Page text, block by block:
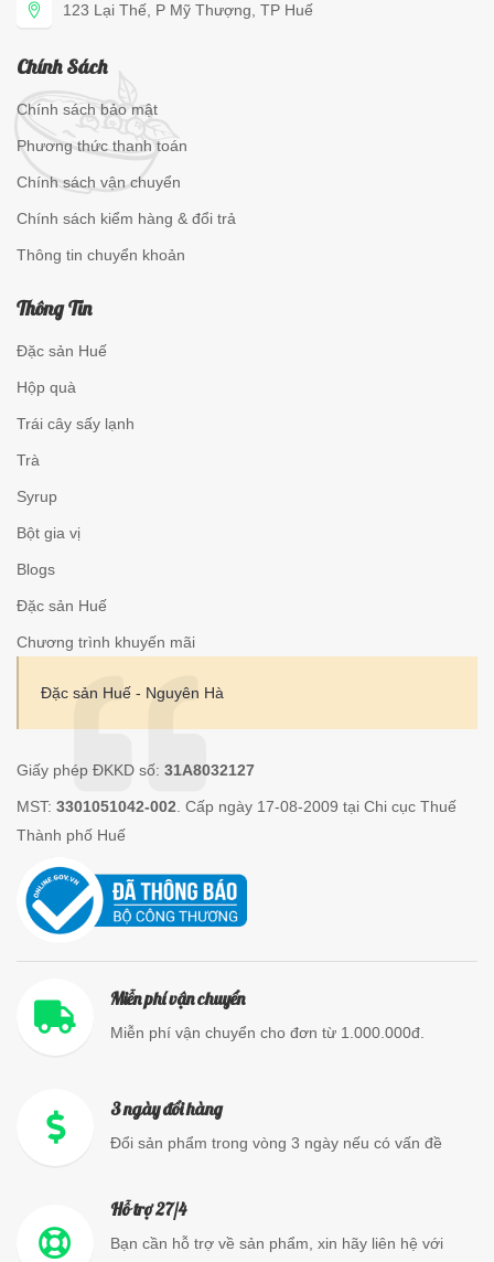
123 Lại Thế, P Mỹ Thượng, TP Huế
Chính Sách
Chính sách bảo mật
Phương thức thanh toán
Chính sách vận chuyển
Chính sách kiểm hàng & đổi trả
Thông tin chuyển khoản
Thông Tin
Đặc sản Huế
Hộp quà
Trái cây sấy lạnh
Trà
Syrup
Bột gia vị
Blogs
Đặc sản Huế
Chương trình khuyến mãi
Đặc sản Huế - Nguyên Hà
Giấy phép ĐKKD số: 31A8032127
MST: 3301051042-002. Cấp ngày 17-08-2009 tại Chi cục Thuế
Thành phố Huế
Miễn phí vận chuyển
Miễn phí vận chuyển cho đơn từ 1.000.000đ.
3 ngày đổi hàng
Đổi sản phẩm trong vòng 3 ngày nếu có vấn đề
Hỗ trợ 27/4
Bạn cần hỗ trợ về sản phẩm, xin hãy liên hệ với